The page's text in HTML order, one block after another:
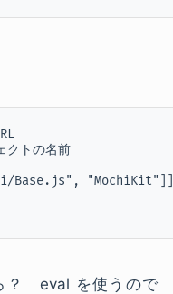
クトの名前
Base.js",
？ eval を使うので